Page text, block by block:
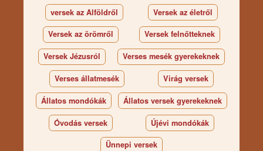
versek az Alföldről Versek az életről
Versek az örömről Versek felnőtteknek
Versek Jézusról Verses mesék gyerekeknek
Verses állatmesék Virág versek
Állatos mondókák Állatos versek gyerekeknek
Óvodás versek Újévi mondókák
Ünnepi versek